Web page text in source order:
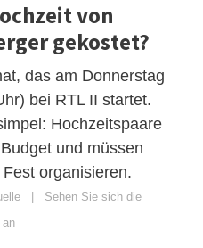
von
gekostet?
das am Donnerstag
bei RTL II startet.
Hochzeitspaare
und müssen
organisieren.
Sehen Sie sich die
an